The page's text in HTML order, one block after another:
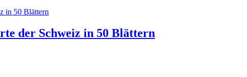
der Schweiz in 50 Blättern